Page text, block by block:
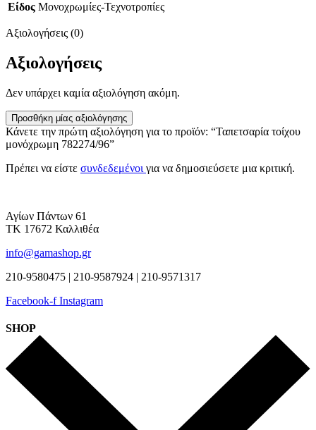
Είδος Μονοχρωμίες-Τεχνοτροπίες
Αξιολογήσεις (0)
Αξιολογήσεις
Δεν υπάρχει καμία αξιολόγηση ακόμη.
Προσθήκη μίας αξιολόγησης
Κάνετε την πρώτη αξιολόγηση για το προϊόν: “Ταπετσαρία τοίχου
μονόχρωμη 782274/96”
Πρέπει να είστε συνδεδεμένοι για να δημοσιεύσετε μια κριτική.
Αγίων Πάντων 61
ΤΚ 17672 Καλλιθέα
info@gamashop.gr
210-9580475 | 210-9587924 | 210-9571317
Facebook-f Instagram
SHOP